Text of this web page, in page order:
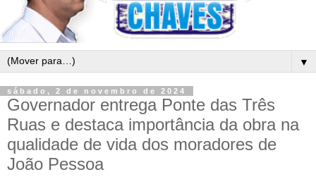
▼
sábado, 2 de novembro de 2024
Governador entrega Ponte das Três
Ruas e destaca importância da obra na
qualidade de vida dos moradores de
João Pessoa